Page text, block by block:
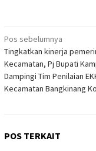
Navigasi
pos
Pos sebelumnya
Tingkatkan kinerja
Kecamatan, Pj Bupati
Dampingi Tim Penilaian
Kecamatan Bangkinang
POS TERKAIT